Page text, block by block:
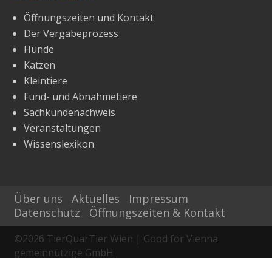
Öffnungszeiten und Kontakt
Der Vergabeprozess
Hunde
Katzen
Kleintiere
Fund- und Abnahmetiere
Sachkundenachweis
Veranstaltungen
Wissenslexikon
Über uns Aktuelles
Impressum
Datenschutz
Öffnungszeiten & Kontakt
©2026 TierQuarTier Wien | Good for Vienna
gemeinnützige GmbH